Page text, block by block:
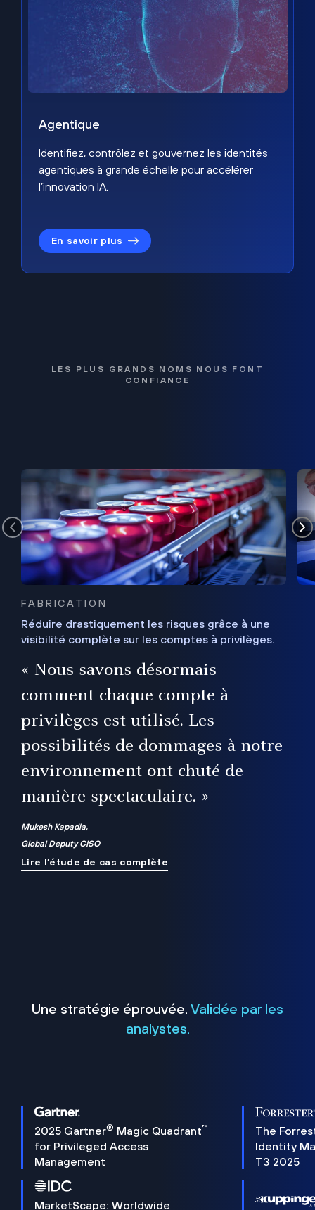
Agentique
Identifiez, contrôlez et gouvernez les identités
agentiques à grande échelle pour accélérer
l’innovation IA.
En savoir plus
LES PLUS GRANDS NOMS NOUS FONT
CONFIANCE
FABRICATION
Réduire drastiquement les risques grâce à une
visibilité complète sur les comptes à privilèges.
« Nous savons désormais
comment chaque compte à
privilèges est utilisé. Les
possibilités de dommages à notre
environnement ont chuté de
manière spectaculaire. »
Mukesh Kapadia,
Global Deputy CISO
Lire l’étude de cas complète
Une stratégie éprouvée. Validée par les
analystes.
2025 Gartner® Magic Quadrant™
for Privileged Access
Management
The
Identity
T3 2025
MarketScape: Worldwide